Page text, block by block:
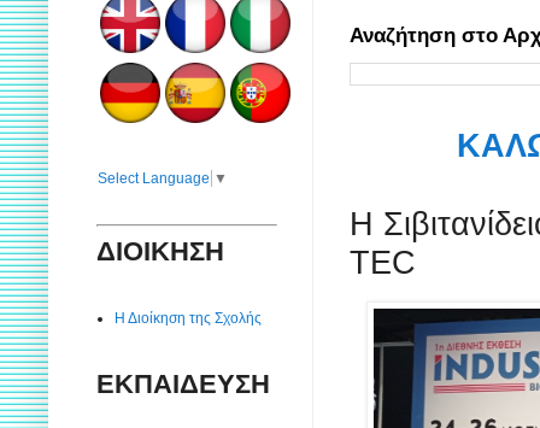
Αναζήτηση στο
Η
TEC
Select Language ▼
ΔΙΟΙΚΗΣΗ
Η Διοίκηση της Σχολής
ΕΚΠΑΙΔΕΥΣΗ